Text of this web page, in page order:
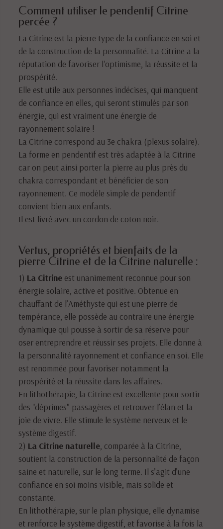
Comment utiliser le pendentif Citrine
percée ?
La Citrine est la pierre type de la confiance en soi et
de la construction de la personnalité. La Citrine a la
réputation de favoriser l'optimisme, la réussite et la
prospérité.
Elle est utile aux personnes indécises, qui manquent
de confiance en elles, qui seront stimulés par son
énergie, qui est vraiment une énergie de
rayonnement solaire !
La Citrine correspond au 3e chakra (plexus solaire).
La forme en pendentif est très adaptée à la Citrine
car on peut ainsi porter la pierre au plus près du
chakra correspondant et bénéficier de son
rayonnement. Ce modèle simple de pendentif
convient bien aux enfants.
Il est livré avec un cordon de coton noir.
Vertus, propriétés et bienfaits de la
pierre Citrine et de la Citrine naturelle :
1) La Citrine est unanimement reconnue pour son
énergie solaire, active et positive. Obtenue en
chauffant de l’Améthyste qui est une pierre de
tempérance, elle possède au contraire une énergie
dynamique qui pousse à sortir de sa réserve pour
oser entreprendre et réussir ses projets. Elle donne à
la personnalité rayonnement et confiance en soi. Elle
est renommée pour favoriser notamment la
prospérité et la réussite dans les affaires.
En lithothérapie, la Citrine est excellente pour sortir
des "déprimes" passagères et retrouver l’élan et la
joie de vivre. Elle stimule le système nerveux et le
système digestif.
2) La Citrine naturelle , comparée à la Citrine,
soutient la construction de la personnalité de façon
saine et naturelle, sur le long terme. Il s’agit d’une
confiance en soi moins visible, mais solide et
constante.
En lithothérapie, sur le plan physique, elle dynamise
et renforce le système digestif, et favorise à la fois la